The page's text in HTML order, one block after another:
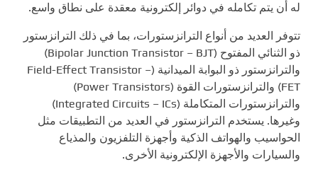
له أن يتم تكامله في دوائر إلكترونية معقدة على نطاق واسع.
تتوفر العديد من أنواع الترانزستورات، بما في ذلك الترانزستور
ذو الثنائي المفتوح (Bipolar Junction Transistor – BJT)
والترانزستور ذو البوابة الميدانية (Field-Effect Transistor –
FET) والترانزستورات القوة (Power Transistors)
والترانزستورات المتكاملة (Integrated Circuits – ICs)
وغيرها. يستخدم الترانزستور في العديد من التطبيقات مثل
الحواسيب والهواتف الذكية وأجهزة التلفزيون والمذياع
والسيارات والأجهزة الإلكترونية الأخرى.